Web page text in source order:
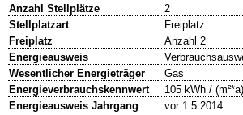
Anzahl Stellplätze
2
Stellplatzart
Freiplatz
Freiplatz
Anzahl 2
Energieausweis
Wesentlicher Energieträger
Gas
Energieverbrauchskennwert
105 kWh / (m²*a)
Energieausweis Jahrgang
vor 1.5.2014